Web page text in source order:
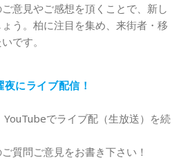
意見やご感想を頂くことで、新し
う。柏に注目を集め、来街者・移
です。
にライブ配信！
でライブ配（生放送）を続
質問ご意見をお書き下さい！